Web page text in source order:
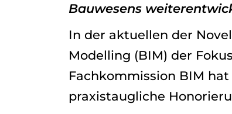
Bauwesens
In der aktuellen der
Modelling (BIM) der
Fachkommission BIM
praxistaugliche